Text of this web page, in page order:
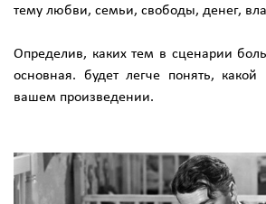
тему любви, семьи, свободы, денег,
Определив, каких тем в сценарии
основная. будет легче понять,
вашем произведении.